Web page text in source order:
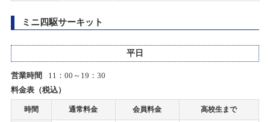
2020/04/07
各種イベント開催中止に関するご案内
2020/03/09
お客様感謝祭2025春プレゼント当選発表のお知らせ
カテゴリ：キャンペーン
【札幌店】だーやまプレゼンツドリフト走行会開催！
2025/05/18(日)
カテゴリ：ラジコン
ミニ四駆サーキット
平日
営業時間
11：00～19：30
料金表（税込）
時間 通常料金 会員料金 高校生まで